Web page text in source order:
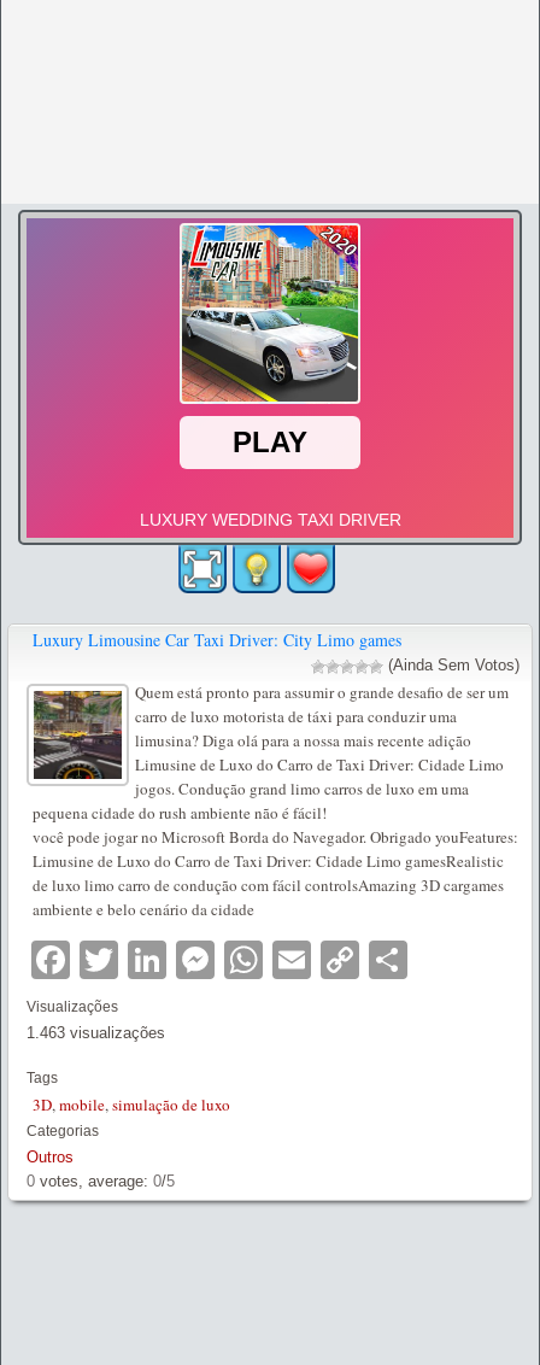
Luxury Limousine Car Taxi Driver: City Limo games
(Ainda Sem Votos)
Quem está pronto para assumir o grande desafio de ser um
carro de luxo motorista de táxi para conduzir uma
limusina? Diga olá para a nossa mais recente adição
Limusine de Luxo do Carro de Taxi Driver: Cidade Limo
jogos. Condução grand limo carros de luxo em uma
pequena cidade do rush ambiente não é fácil!
você pode jogar no Microsoft Borda do Navegador. Obrigado youFeatures:
Limusine de Luxo do Carro de Taxi Driver: Cidade Limo gamesRealistic
de luxo limo carro de condução com fácil controlsAmazing 3D cargames
ambiente e belo cenário da cidade
Facebook
TwitterLinkedIn
Messenger
WhatsApp
EmailCopy
Visualizações
1.463 visualizações
Tags
3D,mobile,simulação de luxo
Categorias
Outros
0 votes, average: 0/5